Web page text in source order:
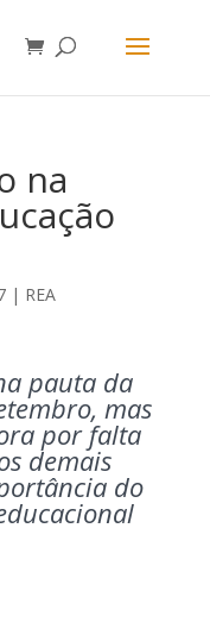
na
| REA
pauta da
mas
por falta
demais
do